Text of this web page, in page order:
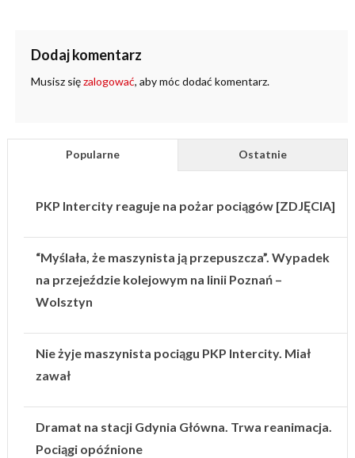
Dodaj komentarz
Musisz sięzalogować, aby móc dodać komentarz.
Popularne Ostatnie
PKP Intercity reaguje na pożar pociągów [ZDJĘCIA]
“Myślała, że maszynista ją przepuszcza”. Wypadek
na przejeździe kolejowym na linii Poznań –
Wolsztyn
Nie żyje maszynista pociągu PKP Intercity. Miał
zawał
Dramat na stacji Gdynia Główna. Trwa reanimacja.
Pociągi opóźnione